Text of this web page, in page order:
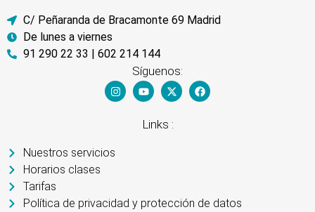
C/ Peñaranda de Bracamonte 69 Madrid
De lunes a viernes
91 290 22 33 | 602 214 144
Síguenos:
Links :
Nuestros servicios
Horarios clases
Tarifas
Política de privacidad y protección de datos